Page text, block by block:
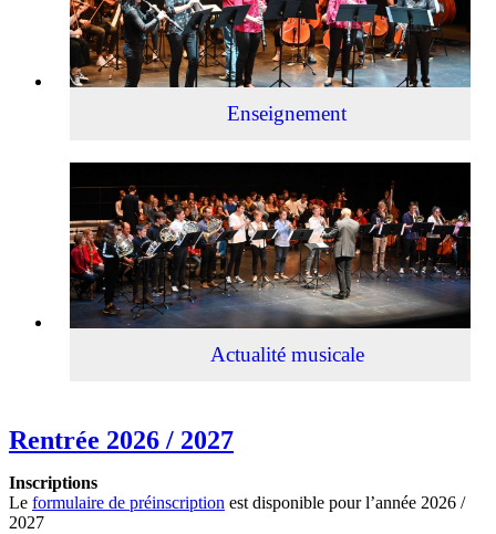
Enseignement
musicale
Actualité musicale
Rentrée 2026 / 2027
Inscriptions
Le formulaire de préinscription est disponible pour l’année 2026 /
2027